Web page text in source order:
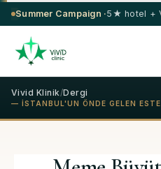
Summer Campaign ·
Vivid Klinik/Dergi
— İSTANBUL'UN ÖNDE GELEN